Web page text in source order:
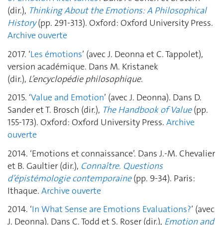
(dir.), Thinking About the Emotions: A Philosophical
History(pp. 291-313). Oxford: Oxford University Press.
Archive ouverte
2017. ‘Les émotions’ (avec J. Deonna et C. Tappolet),
version académique. Dans M. Kristanek
(dir.), L’encyclopédie philosophique.
2015. ‘Value and Emotion’ (avec J. Deonna). Dans D.
Sander et T. Brosch (dir.), The Handbook of Value(pp.
155-173). Oxford: Oxford University Press. Archive
ouverte
2014. ‘Emotions et connaissance’. Dans J.-M. Chevalier
et B. Gaultier (dir.), Connaître. Questions
d’épistémologie contemporaine(pp. 9-34). Paris:
Ithaque. Archive ouverte
2014. ‘In What Sense are Emotions Evaluations?’ (avec
J. Deonna). Dans C. Todd et S. Roser (dir.), Emotion and